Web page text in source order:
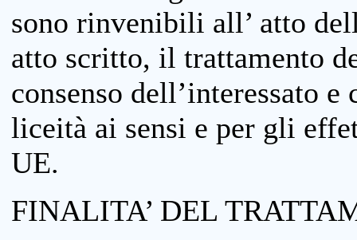
sono rinvenibili all’ atto
atto scritto, il trattamento
consenso dell’interessato
liceità ai sensi e per gli
UE.
FINALITA’ DEL